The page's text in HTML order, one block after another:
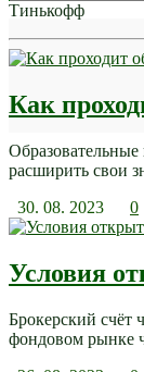
Тинькофф
Как
расширить свои
30. 08. 2023
0
Условия
Брокерский счёт
фондовом рынке